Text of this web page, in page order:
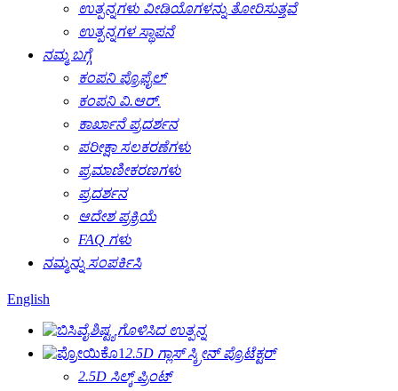
ಉತ್ಪನ್ನಗಳು ವೀಡಿಯೊಗಳನ್ನು ತೋರಿಸುತ್ತವೆ
ಉತ್ಪನ್ನಗಳ ಸ್ಥಾಪನೆ
ನಮ್ಮ ಬಗ್ಗೆ
ಕಂಪನಿ ಪ್ರೊಫೈಲ್
ಕಂಪನಿ ವಿ.ಆರ್.
ಕಾರ್ಖಾನೆ ಪ್ರದರ್ಶನ
ಪರೀಕ್ಷಾ ಸಲಕರಣೆಗಳು
ಪ್ರಮಾಣೀಕರಣಗಳು
ಪ್ರದರ್ಶನ
ಆದೇಶ ಪ್ರಕ್ರಿಯೆ
FAQ ಗಳು
ನಮ್ಮನ್ನು ಸಂಪರ್ಕಿಸಿ
English
ವೈಶಿಷ್ಟ್ಯಗೊಳಿಸಿದ ಉತ್ಪನ್ನ
2.5D ಗ್ಲಾಸ್ ಸ್ಕ್ರೀನ್ ಪ್ರೊಟೆಕ್ಟರ್
2.5D ಸಿಲ್ಕ್ ಪ್ರಿಂಟ್